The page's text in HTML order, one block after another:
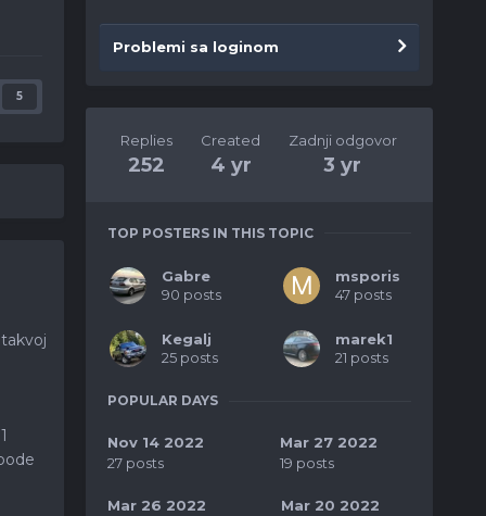
5
Problemi sa loginom
Replies
252
Created
4 yr
Zadnji odgovor
3 yr
TOP POSTERS IN THIS TOPIC
Gabre
90 posts
msporis
47 posts
Kegalj
25 posts
marek1
21 posts
POPULAR DAYS
Nov 14 2022
27 posts
Mar 27 2022
19 posts
Mar 26 2022
Mar 20 2022